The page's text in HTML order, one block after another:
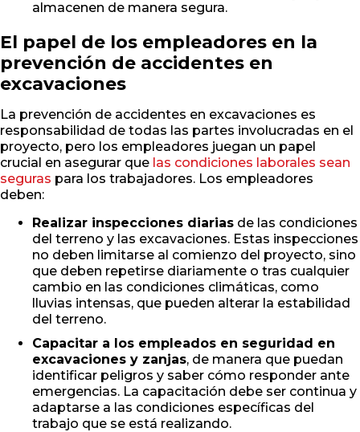
almacenen de manera segura.
El papel de los empleadores en la
prevención de accidentes en
excavaciones
La prevención de accidentes en excavaciones es
responsabilidad de todas las partes involucradas en el
proyecto, pero los empleadores juegan un papel
crucial en asegurar que las condiciones laborales sean
seguras para los trabajadores. Los empleadores
deben:
Realizar inspecciones diarias de las condiciones
del terreno y las excavaciones. Estas inspecciones
no deben limitarse al comienzo del proyecto, sino
que deben repetirse diariamente o tras cualquier
cambio en las condiciones climáticas, como
lluvias intensas, que pueden alterar la estabilidad
del terreno.
Capacitar a los empleados en seguridad en
excavaciones y zanjas, de manera que puedan
identificar peligros y saber cómo responder ante
emergencias. La capacitación debe ser continua y
adaptarse a las condiciones específicas del
trabajo que se está realizando.